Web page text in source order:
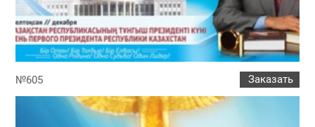
Заказать
№605